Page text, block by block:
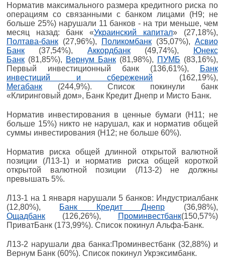
Норматив максимального размера кредитного риска по
операциям со связанными с банком лицами (Н9; не
больше 25%) нарушали 11 банков - на три меньше, чем
месяц назад: банк «Украинский капитал» (27,18%),
Полтава-банк (27,96%), Поликомбанк(35,07%), Асвио
Банк (37,54%), Аккордбанк(49,74%),
Юнекс
Банк (81,85%), Вернум Банк(81,98%), ПУМБ (83,16%),
Первый инвестиционный банк (136,61%),
Банк
инвестиций и сбережений (162,19%),
Мегабанк (244,9%). Список покинули банк
«Клиринговый дом», Банк Кредит Днепр и Мисто Банк.
Норматив инвестирования в ценные бумаги (Н11; не
больше 15%) никто не нарушал, как и норматив общей
суммы инвестирования (Н12; не больше 60%).
Норматив риска общей длинной открытой валютной
позиции (Л13-1) и норматив риска общей короткой
открытой валютной позиции (Л13-2) не должны
превышать 5%.
Л13-1 на 1 января нарушали 5 банков: Индустриалбанк
(12,80%), Банк Кредит Днепр (36,98%),
Ощадбанк (126,26%), Проминвестбанк(150,57%)
ПриватБанк (173,99%). Список покинул Альфа-Банк.
Л13-2 нарушали два банка:Проминвестбанк (32,88%) и
Вернум Банк (60%). Список покинул Укрэксимбанк.